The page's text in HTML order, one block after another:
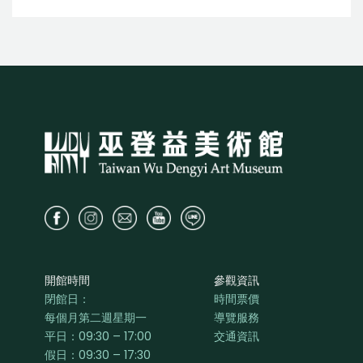
開館時間
閉館日：
每個月第二週星期一
平日： 09:30 – 17:00
假日：09:30 – 17:30
參觀資訊
時間票價
導覽服務
交通資訊